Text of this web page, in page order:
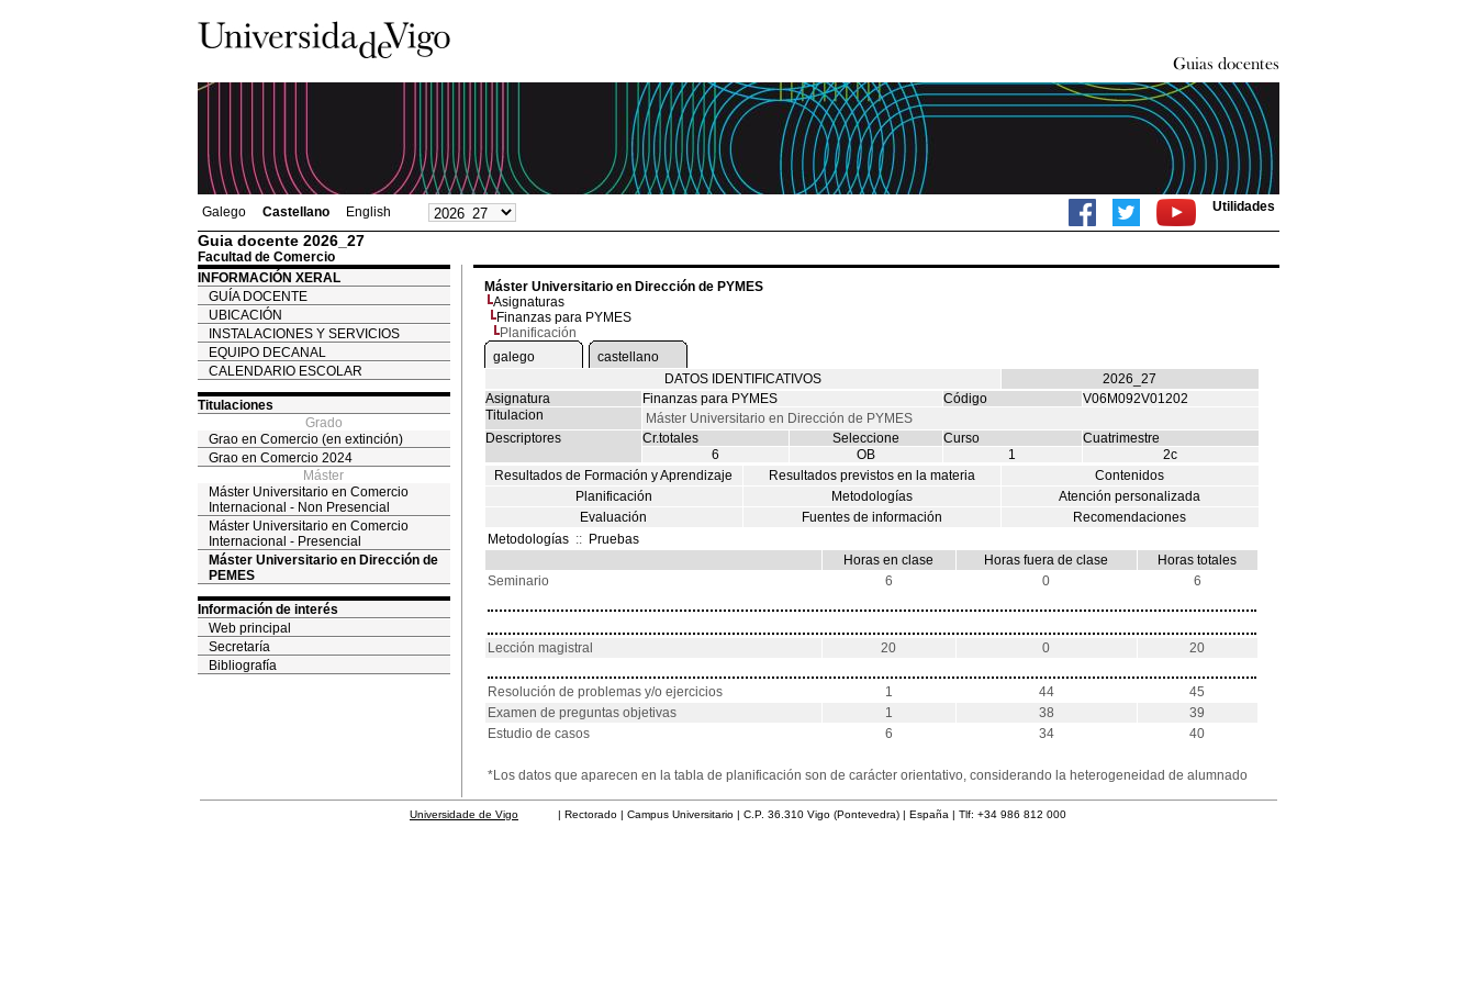
Galego Castellano English Utilidades
Guia docente 2026_27
Facultad de Comercio
INFORMACIÓN XERAL
GUÍA DOCENTE
UBICACIÓN
INSTALACIONES Y SERVICIOS
EQUIPO DECANAL
CALENDARIO ESCOLAR
Titulaciones
Grado
Grao en Comercio (en extinción)
Grao en Comercio 2024
Máster
Máster Universitario en Comercio
Internacional - Non Presencial
Máster Universitario en Comercio
Internacional - Presencial
Máster Universitario en Dirección de
PEMES
Información de interés
Web principal
Secretaría
Bibliografía
Máster Universitario en Dirección de PYMES
Asignaturas
Finanzas para PYMES
Planificación
galego
castellano
DATOS IDENTIFICATIVOS
2026_27
Asignatura
Finanzas para PYMES Código
V06M092V01202
Titulacion
Máster Universitario en Dirección de PYMES
Descriptores
Cr.totales Seleccione Curso
Cuatrimestre
6
OB 1
2c
Resultados de Formación y Aprendizaje
Resultados previstos en la materia
Contenidos
Planificación
Metodologías
Atención personalizada
Evaluación
Fuentes de información
Recomendaciones
Metodologías:: Pruebas
Horas en clase
Horas fuera de clase
Horas totales
Seminario
6 0 6
Lección magistral 20 0 20
Resolución de problemas y/o ejercicios 1 44
45
Examen de preguntas objetivas
1 38
39
Estudio de casos
6 34 40
*Los datos que aparecen en la tabla de planificación son de carácter orientativo, considerando la heterogeneidad de alumnado
Universidade de Vigo | Rectorado | Campus Universitario | C.P. 36.310 Vigo (Pontevedra) | España | Tlf: +34 986 812 000